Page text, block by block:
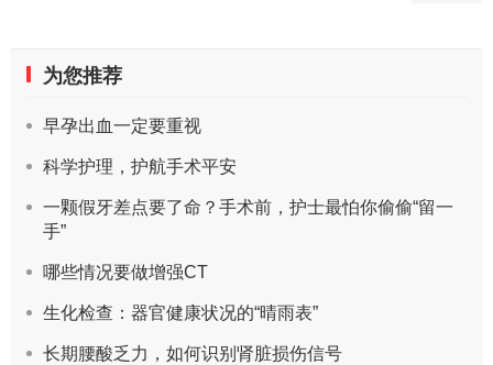
为您推荐
早孕出血一定要重视
科学护理，护航手术平安
一颗假牙差点要了命？手术前，护士最怕你偷偷“留一
手”
哪些情况要做增强CT
生化检查：器官健康状况的“晴雨表”
长期腰酸乏力，如何识别肾脏损伤信号